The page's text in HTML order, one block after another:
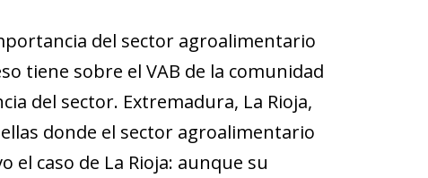
del sector agroalimentario
tiene sobre el VAB de la comunidad
del sector. Extremadura, La Rioja,
donde el sector agroalimentario
el caso de La Rioja: aunque su